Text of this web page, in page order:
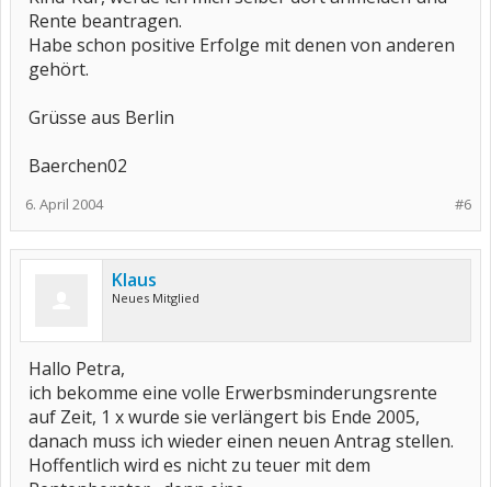
Rente beantragen.
Habe schon positive Erfolge mit denen von anderen
gehört.
Grüsse aus Berlin
Baerchen02
#6
6. April 2004
Klaus
Neues Mitglied
Hallo Petra,
ich bekomme eine volle Erwerbsminderungsrente
auf Zeit, 1 x wurde sie verlängert bis Ende 2005,
danach muss ich wieder einen neuen Antrag stellen.
Hoffentlich wird es nicht zu teuer mit dem